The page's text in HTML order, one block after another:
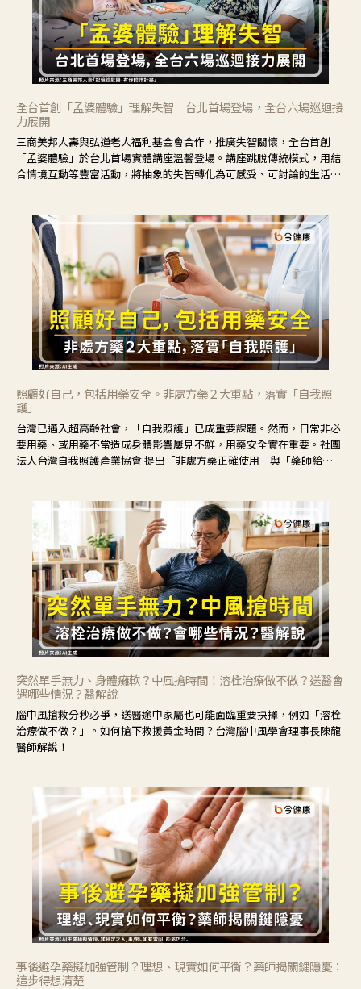
全台首創「孟婆體驗」理解失智 台北首場登場，全台六場巡迴接
力展開
三商美邦人壽與弘道老人福利基金會合作，推廣失智關懷，全台首創
「孟婆體驗」於台北首場實體講座溫馨登場。講座跳脫傳統模式，用結
合情境互動等豐富活動，將抽象的失智轉化為可感受、可討論的生活情
照顧好自己，包括用藥安全。非處方藥２大重點，落實「自我照
護」
台灣已邁入超高齡社會，「自我照護」已成重要課題。然而，日常非必
要用藥、或用藥不當造成身體影響屢見不鮮，用藥安全實在重要。社團
法人台灣自我照護產業協會 提出「非處方藥正確使用」與「藥師給
突然單手無力、身體癱軟？中風搶時間！溶栓治療做不做？送醫會
遇哪些情況？醫解說
腦中風搶救分秒必爭，送醫途中家屬也可能面臨重要抉擇，例如「溶栓
治療做不做？」。如何搶下救援黃金時間？台灣腦中風學會理事長陳龍
醫師解說！
事後避孕藥擬加強管制？理想、現實如何平衡？藥師揭關鍵隱憂：
這步得想清楚